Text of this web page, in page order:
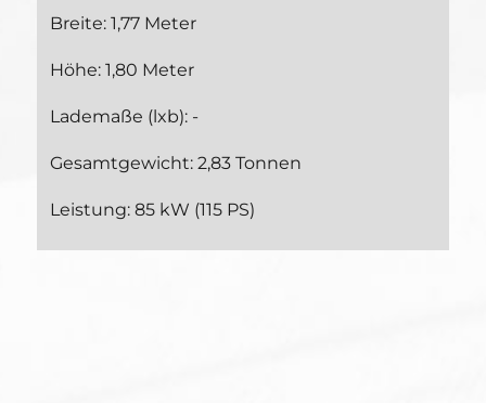
Breite: 1,77 Meter
Höhe: 1,80 Meter
Lademaße (lxb): -
Gesamtgewicht: 2,83 Tonnen
Leistung: 85 kW (115 PS)